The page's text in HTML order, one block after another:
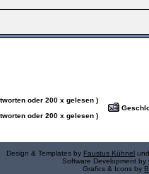
oder 200 x gelesen )
oder 200 x gelesen )
Design & Templates by Faustus Kühnel
Software Development by
Grafics & Icons by